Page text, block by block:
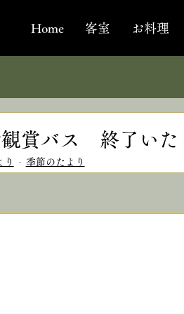
Home 客室 お料理
観賞バス 終了いた
り 季節のたより